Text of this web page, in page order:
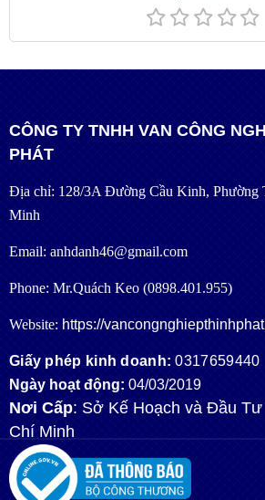
CÔNG TY TNHH VAN CÔNG
PHÁT
Địa chỉ: 128/3A Đường Cầu Kinh, Phường
Minh
Email: anhdanh46@gmail.com
Phone: Mr.Quách Keo (0898.401.955)
Website: https://
Giấy phép kinh doanh: 0317659440
Ngày hoạt động: 04/03/2019
Nơi Cấp: Sở Kế Hoạch và Đầu
Chí Minh